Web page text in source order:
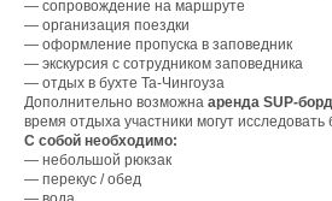
— сопровождение на маршруте
— организация поездки
— оформление пропуска в заповедник
— экскурсия с сотрудником заповедника
— отдых в бухте Та-Чингоуза
Дополнительно возможна аренда SUP-
время отдыха участники могут исследовать
С собой необходимо:
— небольшой рюкзак
— перекус / обед